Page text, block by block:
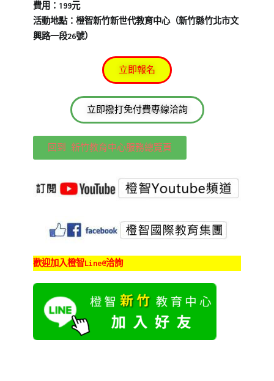
費用：199元
活動地點：橙智新竹新世代教育中心（新竹縣竹北市文
興路一段26號）
立即報名
立即撥打免付費專線洽詢
回到 新竹教育中心服務總覽頁
歡迎加入橙智Line@洽詢